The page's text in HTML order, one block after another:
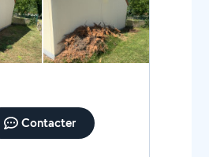
Contacter